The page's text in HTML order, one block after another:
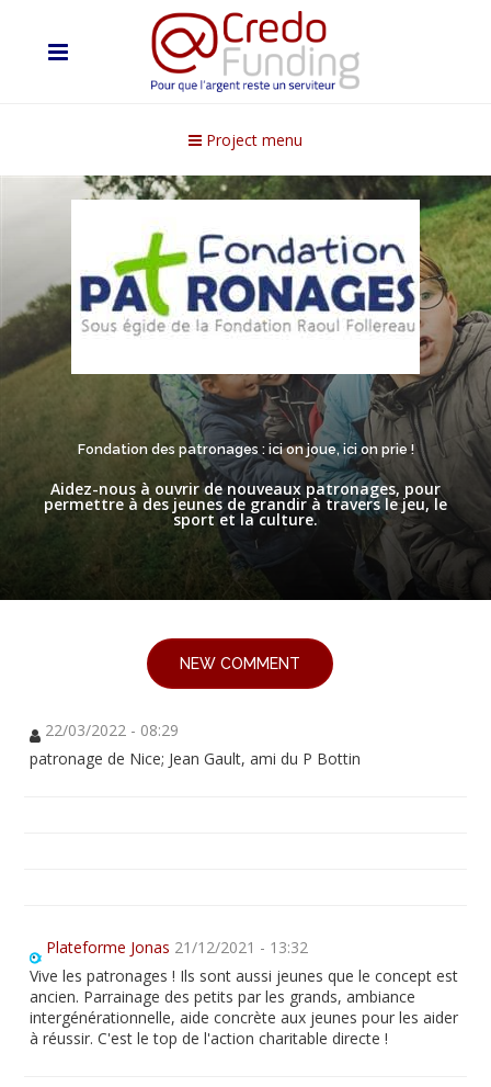
Project menu
Fondation des patronages : ici on joue, ici on prie !
Aidez-nous à ouvrir de nouveaux patronages, pour
permettre à des jeunes de grandir à travers le jeu, le
sport et la culture.
NEW COMMENT
22/03/2022 - 08:29
patronage de Nice; Jean Gault, ami du P Bottin
Plateforme Jonas 21/12/2021 - 13:32
Vive les patronages ! Ils sont aussi jeunes que le concept est
ancien. Parrainage des petits par les grands, ambiance
intergénérationnelle, aide concrète aux jeunes pour les aider
à réussir. C'est le top de l'action charitable directe !